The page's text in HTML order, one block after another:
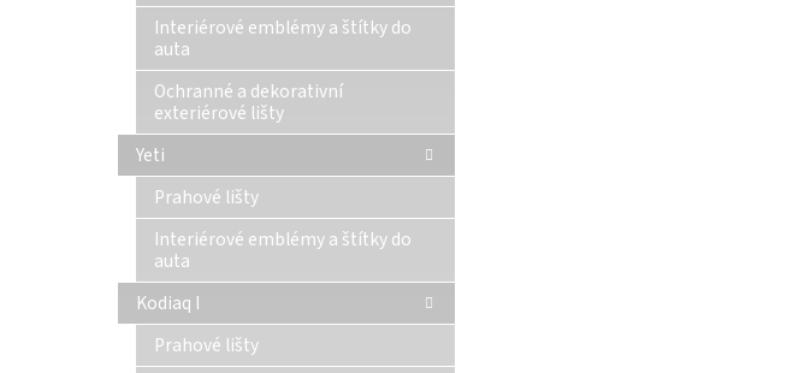
Interiérové emblémy a štítky do
auta
Ochranné a dekorativní
exteriérové lišty
Yeti
Prahové lišty
Interiérové emblémy a štítky do
auta
Kodiaq I
Prahové lišty